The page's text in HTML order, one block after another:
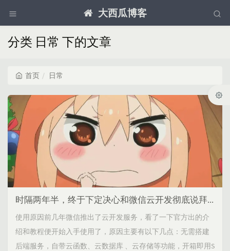
大西瓜博客
分类 日常 下的文章
首页 日常
时隔两年半，终于下定决心和微信云开发彻底说拜拜
使用原因前几年微信推出了云开发服务，看了一下官方出的介
绍和教程便开始入手使用了，原因主要有以下几点：无需搭建
后端服务，自带云函数、云数据库 、云存储等功能，开箱即用S